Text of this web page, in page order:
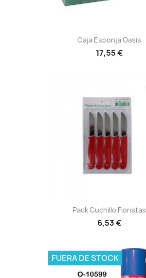
Caja Esponja Oasis
17,55 €
Pack Cuchillo Floristas
6,53 €
FUERA DE STOCK